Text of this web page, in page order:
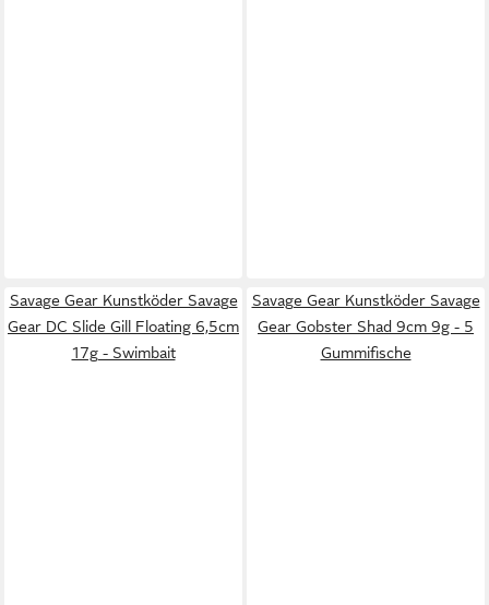
Savage Gear Kunstköder Savage
Gear DC Slide Gill Floating 6,5cm
17g - Swimbait
Savage Gear Kunstköder Savage
Gear Gobster Shad 9cm 9g - 5
Gummifische